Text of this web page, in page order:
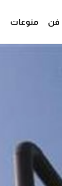
فن منوعات